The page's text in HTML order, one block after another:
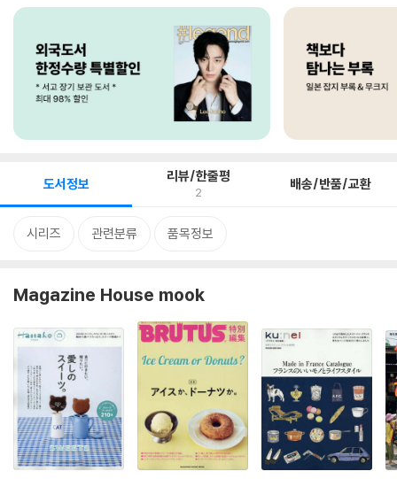
도서정보 리뷰/한줄평
2 배송/반품/교환
시리즈 관련분류 품목정보
Magazine House mook